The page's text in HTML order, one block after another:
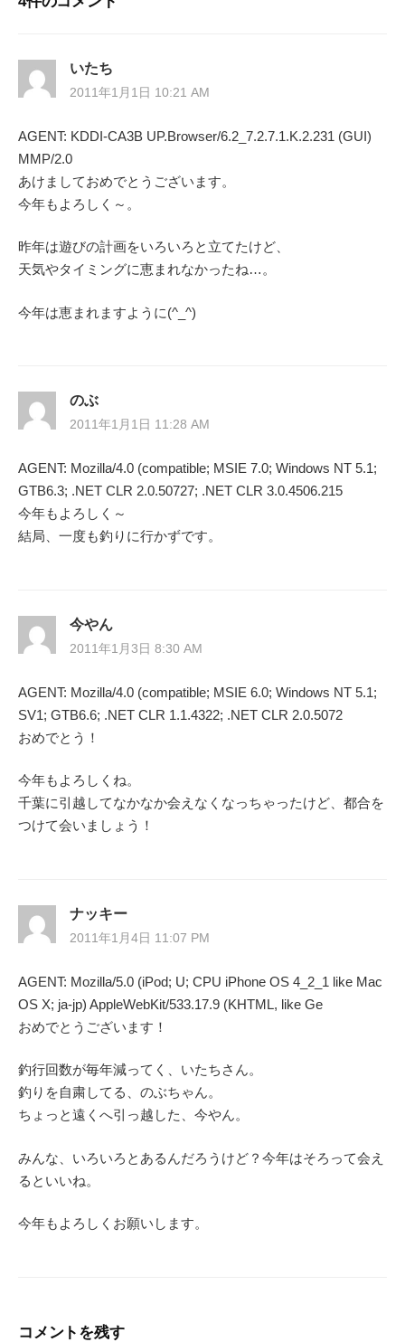
ビ
ゲ
ー
シ
ョ
ン
いたち
2011年1月1日 10:21 AM
AGENT: KDDI-CA3B UP.Browser/6.2_7.2.7.1.K.2.231 (GUI)
MMP/2.0
あけましておめでとうございます。
今年もよろしく～。
昨年は遊びの計画をいろいろと立てたけど、
天気やタイミングに恵まれなかったね…。
今年は恵まれますように(^_^)
のぶ
2011年1月1日 11:28 AM
AGENT: Mozilla/4.0 (compatible; MSIE 7.0; Windows NT 5.1;
GTB6.3; .NET CLR 2.0.50727; .NET CLR 3.0.4506.215
今年もよろしく～
結局、一度も釣りに行かずです。
今やん
2011年1月3日 8:30 AM
AGENT: Mozilla/4.0 (compatible; MSIE 6.0; Windows NT 5.1;
SV1; GTB6.6; .NET CLR 1.1.4322; .NET CLR 2.0.5072
おめでとう！
今年もよろしくね。
千葉に引越してなかなか会えなくなっちゃったけど、都合を
つけて会いましょう！
ナッキー
2011年1月4日 11:07 PM
AGENT: Mozilla/5.0 (iPod; U; CPU iPhone OS 4_2_1 like Mac
OS X; ja-jp) AppleWebKit/533.17.9 (KHTML, like Ge
おめでとうございます！
釣行回数が毎年減ってく、いたちさん。
釣りを自粛してる、のぶちゃん。
ちょっと遠くへ引っ越した、今やん。
みんな、いろいろとあるんだろうけど？今年はそろって会え
るといいね。
今年もよろしくお願いします。
コメントを残す